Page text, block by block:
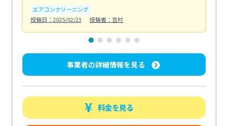
エアコンクリーニング
投稿日：2025/02/23
投稿者：吉村
事業者の詳細情報を見る
料金を見る